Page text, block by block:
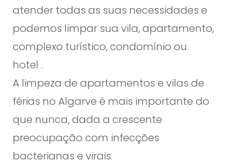
atender todas as suas necessidades e
podemos limpar sua vila, apartamento,
complexo turístico, condomínio ou
hotel .
A limpeza de apartamentos e vilas de
férias no Algarve é mais importante do
que nunca, dada a crescente
preocupação com infecções
bacterianas e virais.